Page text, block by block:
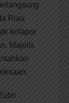
Riau
terlapor
Majelis